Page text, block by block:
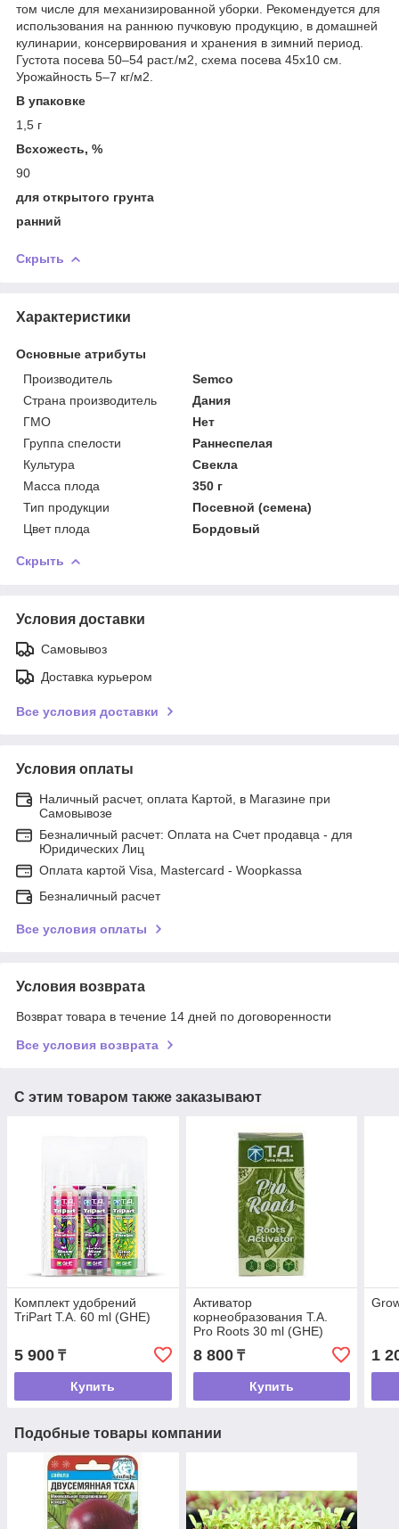
том числе для механизированной уборки. Рекомендуется для
использования на раннюю пучковую продукцию, в домашней
кулинарии, консервирования и хранения в зимний период.
Густота посева 50–54 раст./м2 , схема посева 45х10 см.
Урожайность 5–7 кг/м2
В упаковке
1,5 г
Всхожесть, %
90
для открытого грунта
ранний
Скрыть
Характеристики
Основные атрибуты
Производитель
Semco
Страна производитель
Дания
ГМО
Нет
Группа спелости
Раннеспелая
Культура
Свекла
Масса плода
350 г
Тип продукции
Посевной (семена)
Цвет плода
Бордовый
Скрыть
Условия доставки
Самовывоз
Доставка курьером
Все условия доставки
Условия оплаты
Наличный расчет, оплата Картой, в Магазине при
Самовывозе
Безналичный расчет: Оплата на Счет продавца - для
Юридических Лиц
Оплата картой Visa, Mastercard - Woopkassa
Безналичный расчет
Все условия оплаты
Условия возврата
Возврат товара в течение 14 дней по договоренности
Все условия возврата
С этим товаром также заказывают
Комплект удобрений
TriPart T.A. 60 ml (GHE)
5 900 ₸
Купить
Активатор
корнеобразования T.A.
Pro Roots 30 ml (GHE)
8 800₸
Купить
1
Подобные товары компании